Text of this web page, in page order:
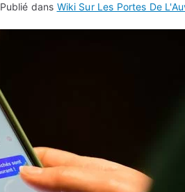
Publié dans Wiki Sur Les Portes De